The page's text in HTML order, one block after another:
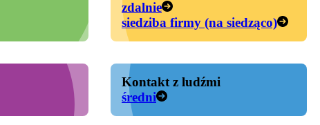
zdalnie
siedziba firmy (na siedząco)
Kontakt z ludźmi
średni